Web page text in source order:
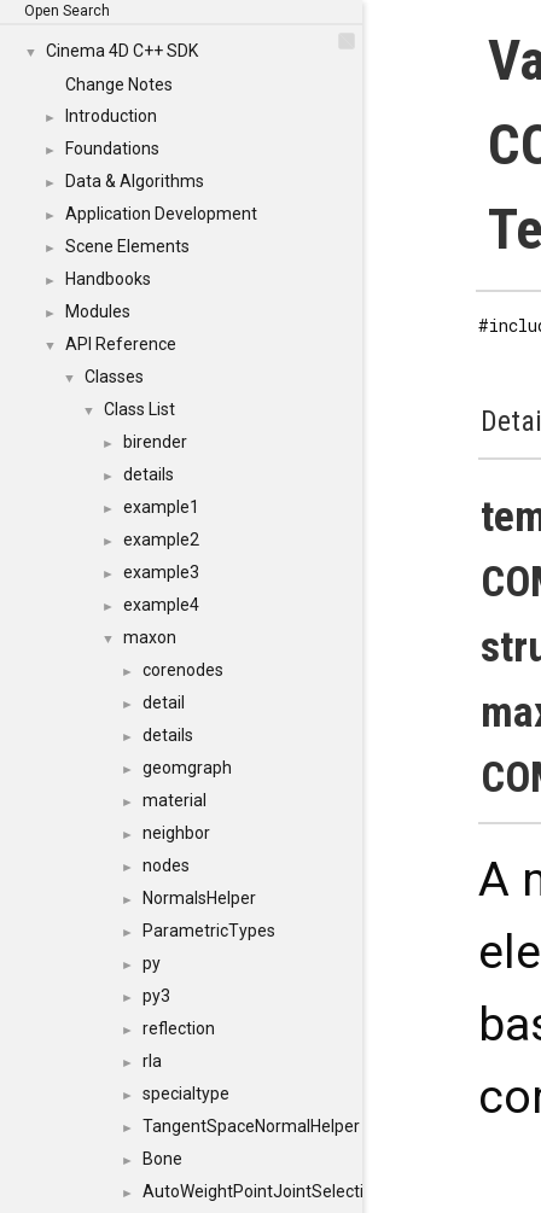
Open Search
▼
Cinema 4D C++ SDK
Change Notes
► Introduction
► Foundations
► Data & Algorithms
► Application Development
► Scene Elements
► Handbooks
► Modules
▼ API Reference
▼ Classes
▼ Class List
► birender
► details
► example1
► example2
► example3
► example4
▼ maxon
► corenodes
► detail
► details
► geomgraph
► material
► neighbor
► nodes
► NormalsHelper
► ParametricTypes
► py
► py3
► reflection
► rla
► specialtype
► TangentSpaceNormalHelper
► Bone
► AutoWeightPointJointSelections
A